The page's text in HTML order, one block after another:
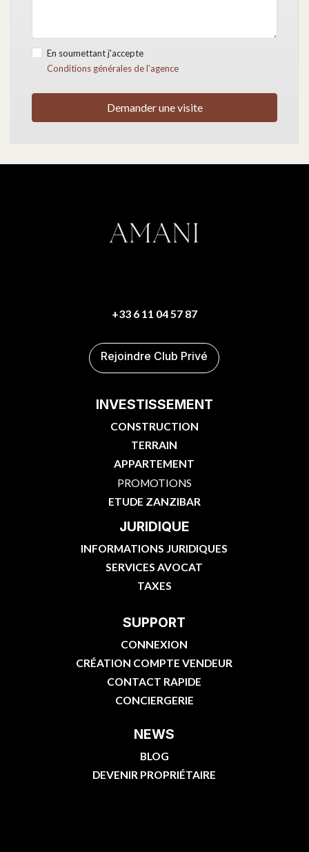
En soumettant j'accepte
Conditions générales de l'agence
Demander une visite
+33 6 11 04 57 87
Rejoindre Club Privé
INVESTISSEMENT
CONSTRUCTION
TERRAIN
APPARTEMENT
PROMOTIONS
ETUDE ZANZIBAR
JURIDIQUE
INFORMATIONS JURIDIQUES
SERVICES AVOCAT
TAXES
SUPPORT
CONNEXION
CRÉATION COMPTE VENDEUR
CONTACT RAPIDE
CONCIERGERIE
NEWS
BLOG
DEVENIR PROPRIÉTAIRE